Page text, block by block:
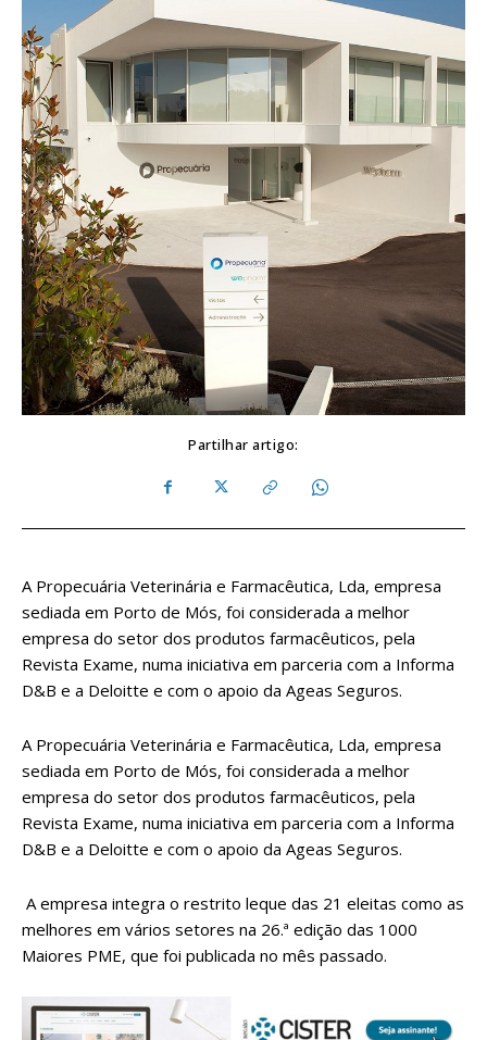
Partilhar artigo:
A Propecuária Veterinária e Farmacêutica, Lda, empresa
sediada em Porto de Mós, foi considerada a melhor
empresa do setor dos produtos farmacêuticos, pela
Revista Exame, numa iniciativa em parceria com a Informa
D&B e a Deloitte e com o apoio da Ageas Seguros.
A Propecuária Veterinária e Farmacêutica, Lda, empresa
sediada em Porto de Mós, foi considerada a melhor
empresa do setor dos produtos farmacêuticos, pela
Revista Exame, numa iniciativa em parceria com a Informa
D&B e a Deloitte e com o apoio da Ageas Seguros.
A empresa integra o restrito leque das 21 eleitas como as
melhores em vários setores na 26.ª edição das 1000
Maiores PME, que foi publicada no mês passado.